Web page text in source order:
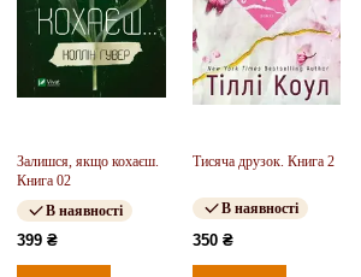
Залишся, якщо кохаєш.
Книга 02
В наявності
399 ₴
Тисяча друзок. Книга 2
В наявності
350 ₴